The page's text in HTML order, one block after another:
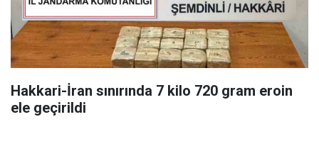
Hakkari-İran sınırında 7 kilo 720 gram eroin
ele geçirildi